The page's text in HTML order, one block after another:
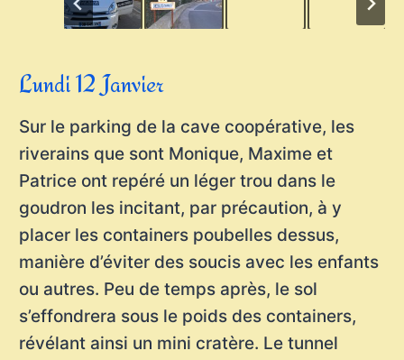
Lundi 12 Janvier
Sur le parking de la cave coopérative, les
riverains que sont Monique, Maxime et
Patrice ont repéré un léger trou dans le
goudron les incitant, par précaution, à y
placer les containers poubelles dessus,
manière d’éviter des soucis avec les enfants
ou autres. Peu de temps après, le sol
s’effondrera sous le poids des containers,
révélant ainsi un mini cratère. Le tunnel